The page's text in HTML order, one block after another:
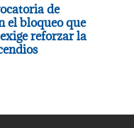
de
el bloqueo que
reforzar la